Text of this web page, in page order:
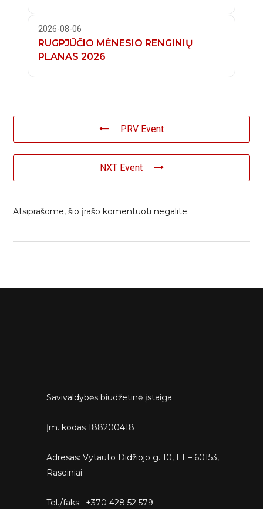
2026-08-06
RUGPJŪČIO MĖNESIO RENGINIŲ
PLANAS 2026
PRV Event
NXT Event
Atsiprašome, šio įrašo komentuoti negalite.
Savivaldybės biudžetinė įstaiga
Įm. kodas 188200418
Adresas: Vytauto Didžiojo g. 10, LT – 60153,
Raseiniai
Tel./faks. +370 428 52 579